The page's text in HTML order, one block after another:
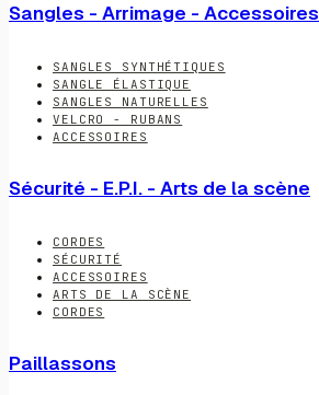
Sangles - Arrimage - Accessoires
SANGLES SYNTHÉTIQUES
SANGLE ÉLASTIQUE
SANGLES NATURELLES
VELCRO - RUBANS
ACCESSOIRES
Sécurité - E.P.I. - Arts de la scène
CORDES
SÉCURITÉ
ACCESSOIRES
ARTS DE LA SCÈNE
CORDES
Paillassons